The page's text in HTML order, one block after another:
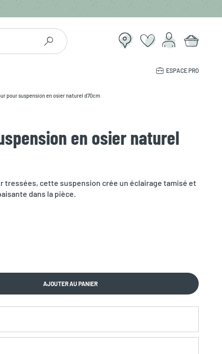
ESPACE PRO
pour suspension en osier naturel d70cm
en osier naturel
tressées, cette suspension crée un éclairage tamisé et
dans la pièce.
AJOUTER AU PANIER